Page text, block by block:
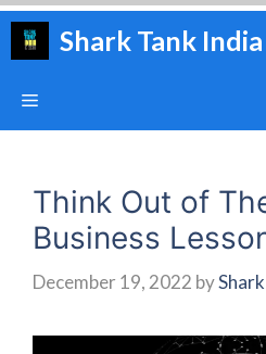
Skip
Shark Tank
Menu
Think Out of
Business
December 19, 2022 by